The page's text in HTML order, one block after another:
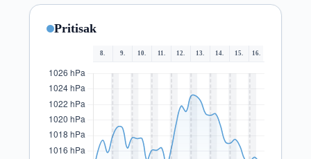
Pritisak
8. 9. 10. 11. 12. 13. 14. 15. 16.